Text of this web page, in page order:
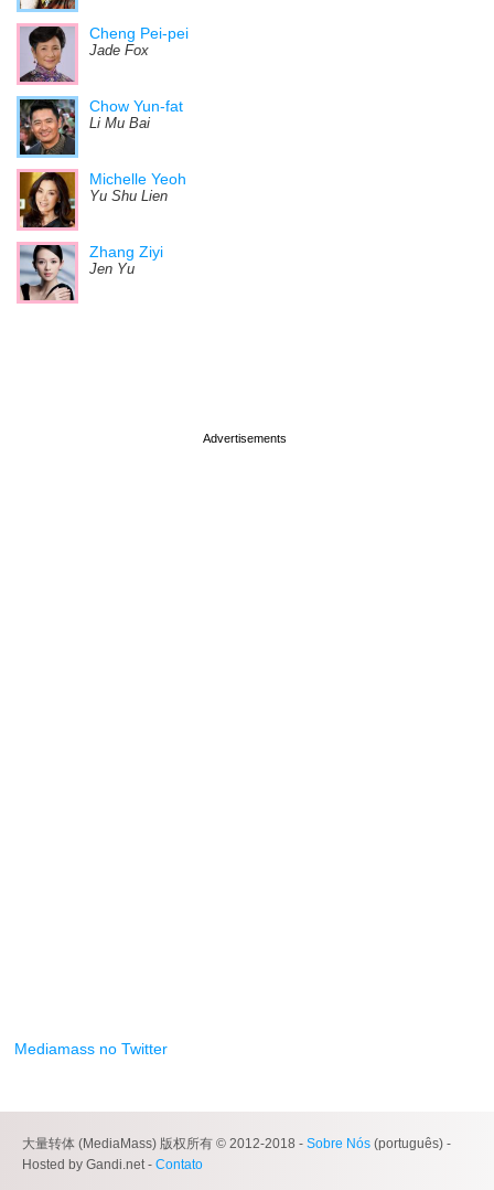
Cheng Pei-pei
Jade Fox
Chow Yun-fat
Li Mu Bai
Michelle Yeoh
Yu Shu Lien
Zhang Ziyi
Jen Yu
Mediamass no Twitter
大量转体 (MediaMass) 版权所有 © 2012-2018 - Sobre Nós (português) -
Hosted by Gandi.net - Contato